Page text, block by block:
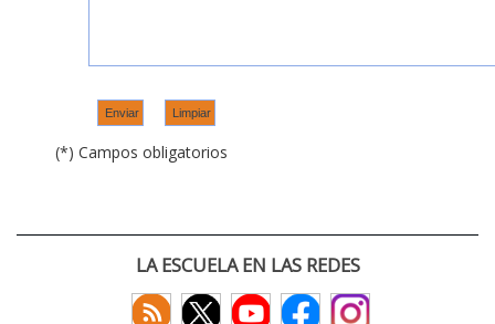
(*) Campos obligatorios
LA ESCUELA EN LAS REDES